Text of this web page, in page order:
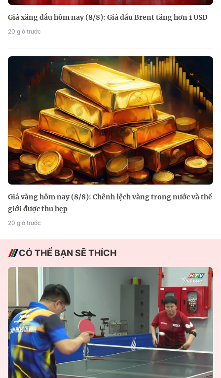
Giá xăng dầu hôm nay (8/8): Giá dầu Brent tăng hơn 1 USD
20 giờ trước
Giá vàng hôm nay (8/8): Chênh lệch vàng trong nước và thế
giới được thu hẹp
20 giờ trước
CÓ THỂ BẠN SẼ THÍCH